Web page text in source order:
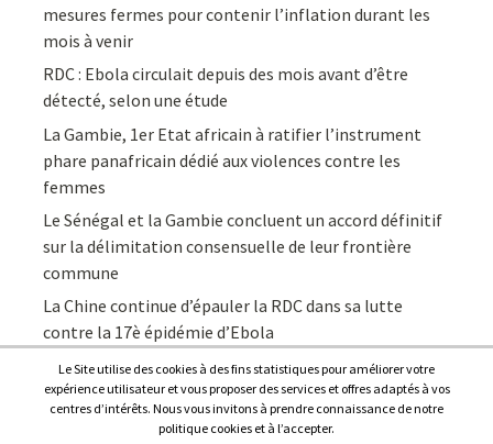
mesures fermes pour contenir l’inflation durant les
mois à venir
RDC : Ebola circulait depuis des mois avant d’être
détecté, selon une étude
La Gambie, 1er Etat africain à ratifier l’instrument
phare panafricain dédié aux violences contre les
femmes
Le Sénégal et la Gambie concluent un accord définitif
sur la délimitation consensuelle de leur frontière
commune
La Chine continue d’épauler la RDC dans sa lutte
contre la 17è épidémie d’Ebola
Le Site utilise des cookies à des fins statistiques pour améliorer votre
expérience utilisateur et vous proposer des services et offres adaptés à vos
centres d’intérêts. Nous vous invitons à prendre connaissance de notre
politique cookies et à l’accepter.